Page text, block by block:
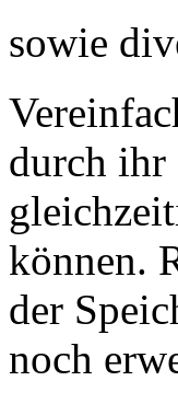
sowie
durch ihr
können.
der
noch